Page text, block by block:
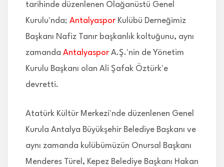
tarihinde düzenlenen Olağanüstü Genel
Kurulu'nda; Antalyaspor Kulübü Derneğimiz
Başkanı Nafiz Tanır başkanlık koltuğunu, aynı
zamanda Antalyaspor A.Ş.'nin de Yönetim
Kurulu Başkanı olan Ali Şafak Öztürk'e
devretti.
Atatürk Kültür Merkezi'nde düzenlenen Genel
Kurula Antalya Büyükşehir Belediye Başkanı ve
aynı zamanda kulübümüzün Onursal Başkanı
Menderes Türel, Kepez Belediye Başkanı Hakan